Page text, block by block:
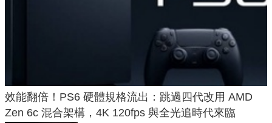
效能翻倍！PS6 硬體規格流出：跳過四代改用 AMD
Zen 6c 混合架構，4K 120fps 與全光追時代來臨